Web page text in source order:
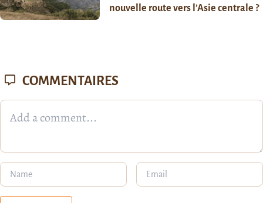
nouvelle route vers l’Asie centrale ?
COMMENTAIRES